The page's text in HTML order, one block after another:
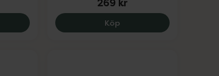
219 kr.
Arthritis Knee Support XL, 269 kr.
269 kr
KöpActimove Arthritis Knee